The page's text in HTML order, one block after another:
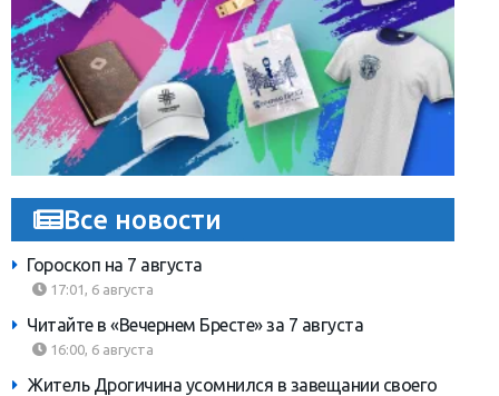
Все новости
Гороскоп на 7 августа
17:01, 6 августа
Читайте в «Вечернем Бресте» за 7 августа
16:00, 6 августа
Житель Дрогичина усомнился в завещании своего